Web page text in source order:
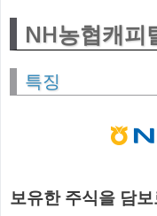
NH농협캐피
특징
보유한 주식을 담